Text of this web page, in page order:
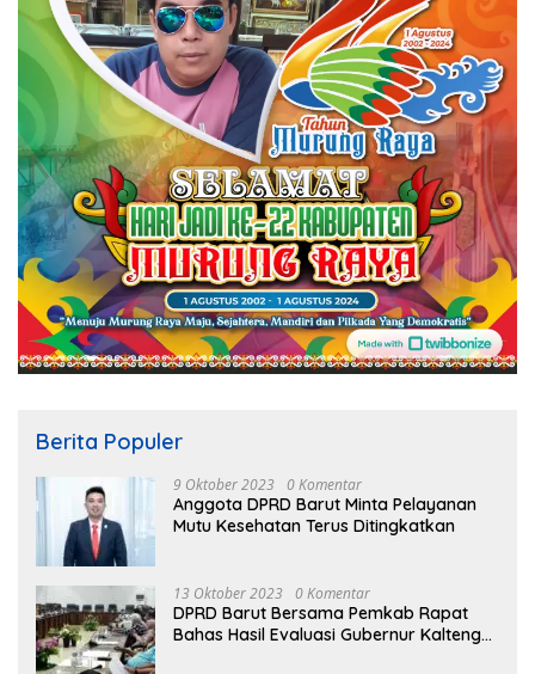
Berita Populer
9 Oktober 2023 0 Komentar
Anggota DPRD Barut Minta Pelayanan
Mutu Kesehatan Terus Ditingkatkan
13 Oktober 2023 0 Komentar
DPRD Barut Bersama Pemkab Rapat
Bahas Hasil Evaluasi Gubernur Kalteng